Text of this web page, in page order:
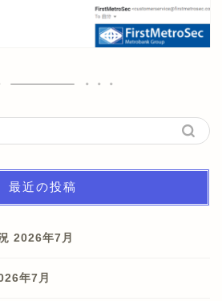
最近の投稿
2026年7月
年7月